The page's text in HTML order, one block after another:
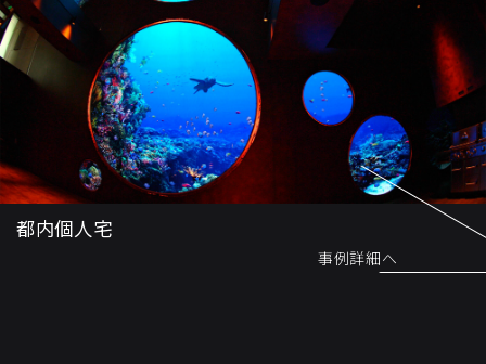
都内個人宅
事例詳細へ